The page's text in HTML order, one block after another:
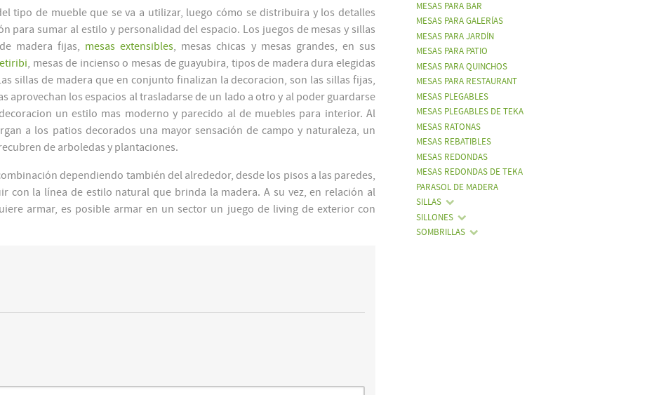
tipo de mueble que se va a utilizar, luego cómo se distribuira y los detalles
para sumar al estilo y personalidad del espacio. Los juegos de mesas y sillas
madera fijas, mesas extensibles, mesas chicas y mesas grandes, en sus
, mesas de incienso o mesas de guayubira, tipos de madera dura elegidas
sillas de madera que en conjunto finalizan la decoracion, son las sillas fijas,
aprovechan los espacios al trasladarse de un lado a otro y al poder guardarse
un estilo mas moderno y parecido al de muebles para interior. Al
a los patios decorados una mayor sensación de campo y naturaleza, un
de arboledas y plantaciones.
dependiendo también del alrededor, desde los pisos a las paredes,
con la línea de estilo natural que brinda la madera. A su vez, en relación al
armar, es posible armar en un sector un juego de living de exterior con
MESAS PARA BAR
MESAS PARA GALERÍAS
MESAS PARA JARDÍN
MESAS PARA PATIO
MESAS PARA QUINCHOS
MESAS PARA RESTAURANT
MESAS PLEGABLES
MESAS PLEGABLES DE TEKA
MESAS RATONAS
MESAS REBATIBLES
MESAS REDONDAS
MESAS REDONDAS DE TEKA
PARASOL DE MADERA
SILLAS
SILLONES
SOMBRILLAS